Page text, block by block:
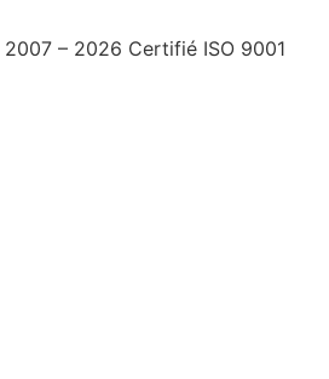
2007 – 2026 Certifié ISO 9001